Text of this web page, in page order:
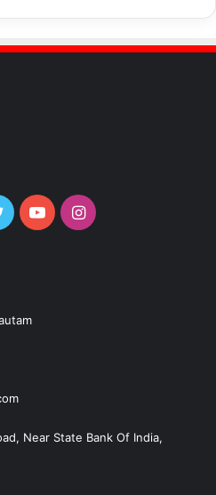
TwitterYouTubeInstagram
Near State Bank Of India,